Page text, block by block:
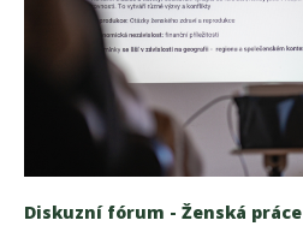
Diskuzní fórum - Ženská práce